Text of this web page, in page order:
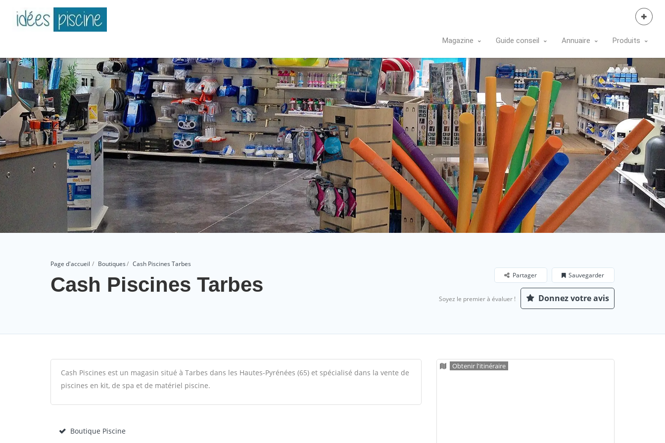
Magazine Guide conseil Annuaire Produits
Page d'accueil Boutiques Cash Piscines Tarbes
Cash Piscines Tarbes Sauvegarder
Partager
Soyez le premier à évaluer ! Donnez votre avis
Cash Piscines est un magasin situé à Tarbes dans les Hautes-Pyrénées (65) et spécialisé dans la vente de
piscines en kit, de spa et de matériel piscine.
Boutique Piscine
Obtenir l'itinéraire